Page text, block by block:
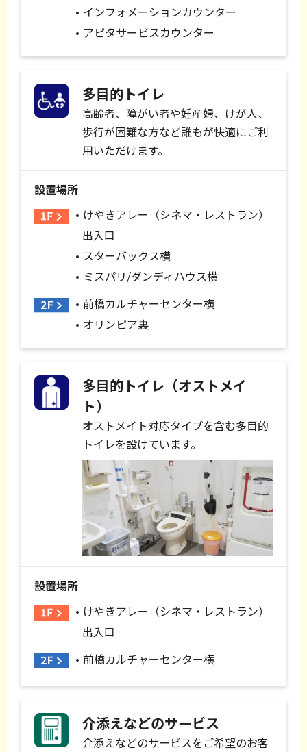
インフォメーションカウンター
アピタサービスカウンター
多目的トイレ
高齢者、障がい者や妊産婦、けが人、
歩行が困難な方など誰もが快適にご利
用いただけます。
設置場所
けやきアレー（シネマ・レストラン）
出入口
スターバックス横
ミスパリ/ダンディハウス横
前橋カルチャーセンター横
オリンピア裏
多目的トイレ（オストメイ
ト）
オストメイト対応タイプを含む多目的
トイレを設けています。
設置場所
けやきアレー（シネマ・レストラン）
出入口
前橋カルチャーセンター横
介添えなどのサービス
介添えなどのサービスをご希望のお客